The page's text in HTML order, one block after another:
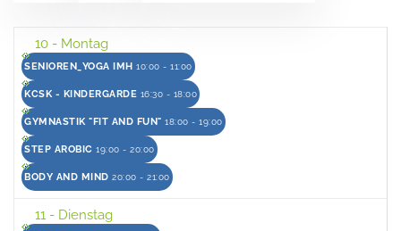
10 - Montag
SENIOREN_YOGA IMH 10:00 - 11:00
KCSK - KINDERGARDE 16:30 - 18:00
GYMNASTIK "FIT AND FUN" 18:00 - 19:00
STEP AROBIC 19:00 - 20:00
BODY AND MIND 20:00 - 21:00
11 - Dienstag